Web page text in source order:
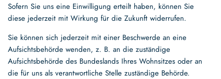
Sofern Sie uns eine Einwilligung erteilt haben, können Sie
diese jederzeit mit Wirkung für die Zukunft widerrufen.
Sie können sich jederzeit mit einer Beschwerde an eine
Aufsichtsbehörde wenden, z. B. an die zuständige
Aufsichtsbehörde des Bundeslands Ihres Wohnsitzes oder an
die für uns als verantwortliche Stelle zuständige Behörde.